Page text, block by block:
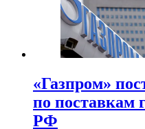
«Газпром»
по поставкам
РФ